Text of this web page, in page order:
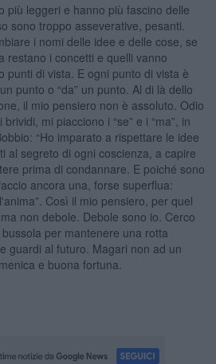
più leggeri e hanno più fascino delle
sono troppo asseverative, pesanti.
i nomi delle idee e delle cose, se
restano i concetti e quelli vanno
punti di vista. E ogni punto di vista è
punto o “da” un punto. Al di là dello
il mio pensiero non è assoluto. Odio
mi piacciono i “se” e i “ma”, in
“Ho imparato a rispettare le idee
al segreto di ogni coscienza, a capire
prima di condannare. E poiché sono
ancora una, forse superflua:
Così il mio pensiero, per quel
non debole. Debole sono io. Cerco
per mantenere una rotta
guardi al futuro. Magari non ad un
e buona fortuna.